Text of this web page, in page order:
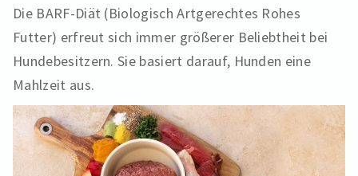
Die BARF-Diät (Biologisch Artgerechtes Rohes
Futter) erfreut sich immer größerer Beliebtheit bei
Hundebesitzern. Sie basiert darauf, Hunden eine
Mahlzeit aus.